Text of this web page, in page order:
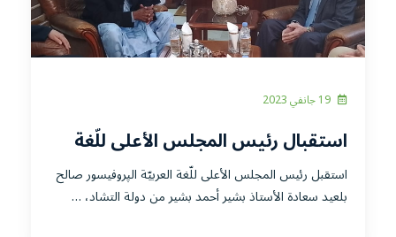
استقبال رئيس المجلس الأعلى للّغة
العربيّة الپروفيسور صالح بلعيد لسعادة
الأستاذ بشير أحمد بشير من دولة
استقبل رئيس المجلس الأعلى للّغة العربيّة الپروفيسور صالح
بلعيد سعادة الأستاذ بشير أحمد بشير من دولة التشاد، …